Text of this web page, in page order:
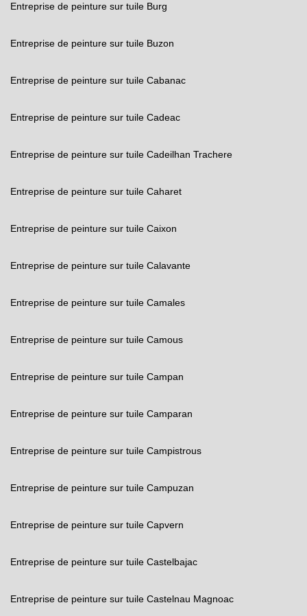
Entreprise de peinture sur tuile Burg
Entreprise de peinture sur tuile Buzon
Entreprise de peinture sur tuile Cabanac
Entreprise de peinture sur tuile Cadeac
Entreprise de peinture sur tuile Cadeilhan Trachere
Entreprise de peinture sur tuile Caharet
Entreprise de peinture sur tuile Caixon
Entreprise de peinture sur tuile Calavante
Entreprise de peinture sur tuile Camales
Entreprise de peinture sur tuile Camous
Entreprise de peinture sur tuile Campan
Entreprise de peinture sur tuile Camparan
Entreprise de peinture sur tuile Campistrous
Entreprise de peinture sur tuile Campuzan
Entreprise de peinture sur tuile Capvern
Entreprise de peinture sur tuile Castelbajac
Entreprise de peinture sur tuile Castelnau Magnoac